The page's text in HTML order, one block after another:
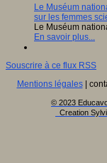
Le Muséum
sur les femmes
Le Muséum
En savoir plus...
Souscrire à ce flux RSS
Mentions légales|
© 2023
Creation